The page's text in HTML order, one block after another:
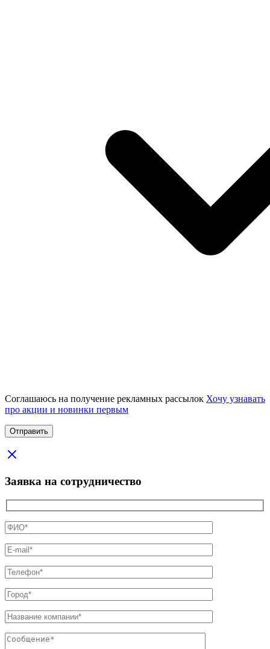
Соглашаюсь на получение рекламных рассылок Хочу узнавать
про акции и новинки первым
Заявка на сотрудничество